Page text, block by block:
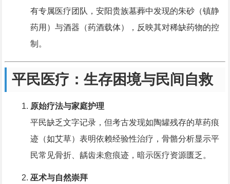
有专属医疗团队，安阳贵族墓葬中发现的朱砂（镇静
药用）与酒器（药酒载体），反映其对稀缺药物的控
制。
平民医疗：生存困境与民间自救
原始疗法与家庭护理
平民缺乏文字记录，但考古发现如陶罐残存的草药痕
迹（如艾草）表明依赖经验性治疗，骨骼分析显示平
民常见骨折、龋齿未愈痕迹，暗示医疗资源匮乏。
巫术与自然崇拜